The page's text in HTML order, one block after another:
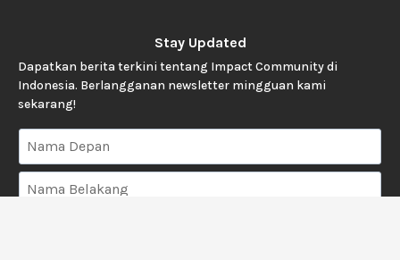
Stay Updated
Dapatkan berita terkini tentang Impact Community di
Indonesia. Berlangganan newsletter mingguan kami
sekarang!